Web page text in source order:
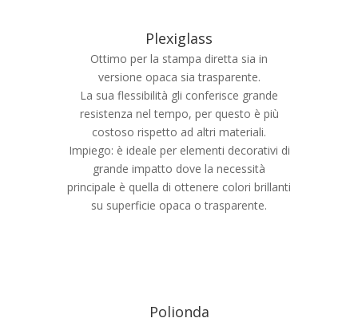
Plexiglass
Ottimo per la stampa diretta sia in
versione opaca sia trasparente.
La sua flessibilità gli conferisce grande
resistenza nel tempo, per questo è più
costoso rispetto ad altri materiali.
Impiego: è ideale per elementi decorativi di
grande impatto dove la necessità
principale è quella di ottenere colori brillanti
su superficie opaca o trasparente.
Polionda